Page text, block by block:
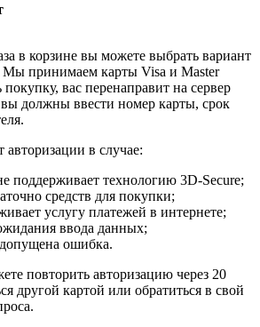
в корзине вы можете выбрать вариант
Мы принимаем карты Visa и Master
вас перенаправит на сервер
должны ввести номер карты, срок
авторизации в случае:
поддерживает технологию 3D-Secure;
средств для покупки;
услугу платежей в интернете;
ввода данных;
ошибка.
повторить авторизацию через 20
другой картой или обратиться в свой